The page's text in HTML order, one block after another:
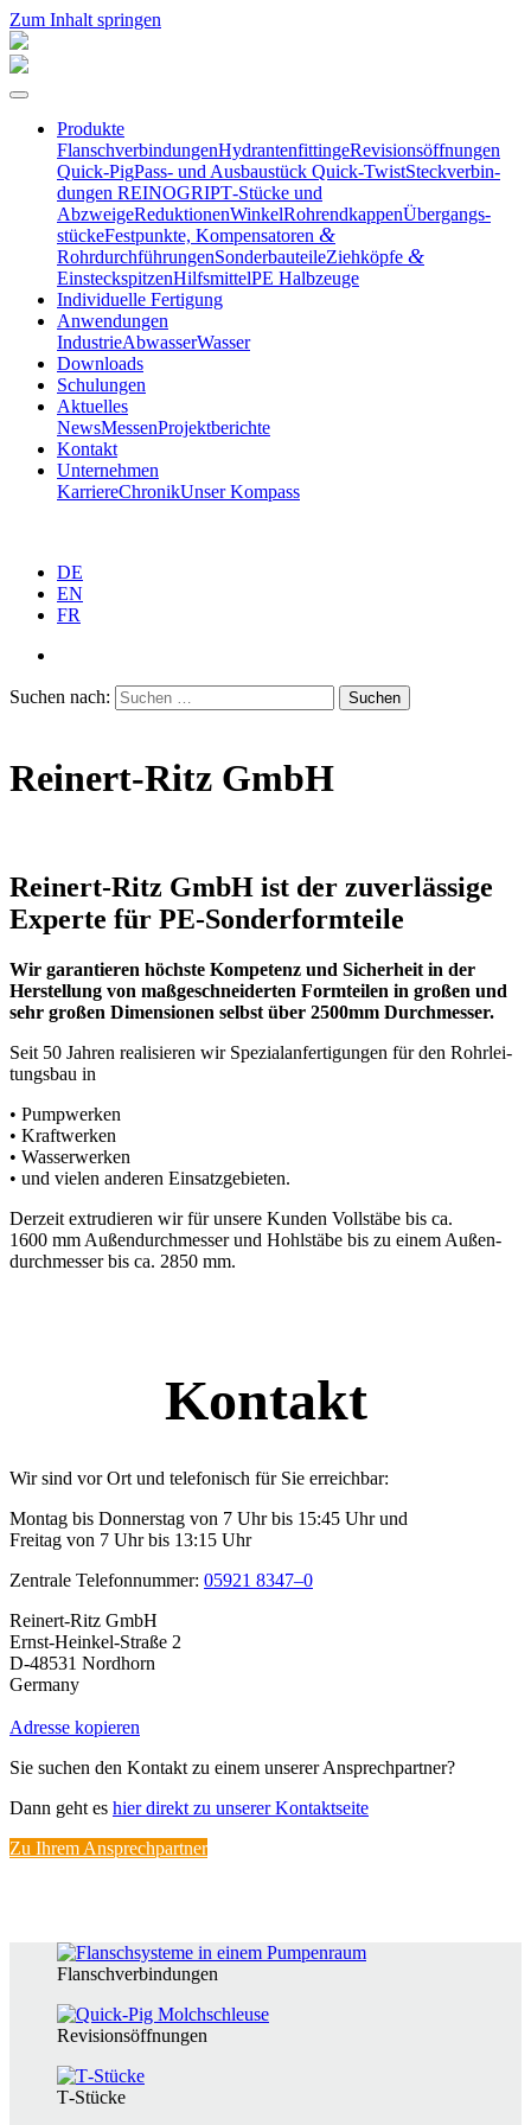
Zum Inhalt springen
Produkte
Flansch­ver­bin­dungenHydran­ten­fit­tingeRevisi­ons­öff­nungen
Quick-PigPass- und Ausbau­stück Quick-TwistSteck­ver­bin­
dungen REINOGRIPT‑Stücke und
AbzweigeReduktionenWinkelRohrend­kappenÜbergangs­
stückeFestpunkte, Kompen­sa­toren &
RohrdurchführungenSonder­bau­teileZiehköpfe &
EinsteckspitzenHilfs­mittelPE Halbzeuge
Indivi­duelle Fertigung
Anwen­dungen
IndustrieAbwasserWasser
Downloads
Schulungen
Aktuelles
NewsMessenProjekt­be­richte
Kontakt
Unter­nehmen
KarriereChronikUnser Kompass
DE
EN
FR
Suchen nach:
Reinert-Ritz GmbH
Reinert-Ritz GmbH ist der zuver­lässige
Experte für PE-Sonderformteile
Wir garan­tieren höchste Kompetenz und Sicherheit in der
Herstellung von maßge­schnei­derten Formteilen in großen und
sehr großen Dimen­sionen selbst über 2500mm Durchmesser.
Seit 50 Jahren reali­sieren wir Spezi­al­an­fer­ti­gungen für den Rohrlei­
tungsbau in
• Pumpwerken
• Kraftwerken
• Wasserwerken
• und vielen anderen Einsatzgebieten.
Derzeit extru­dieren wir für unsere Kunden Vollstäbe bis ca.
1600 mm Außen­durch­messer und Hohlstäbe bis zu einem Außen­
durch­messer bis ca. 2850 mm.
Kontakt
Wir sind vor Ort und telefo­nisch für Sie erreichbar:
Montag bis Donnerstag von 7 Uhr bis 15:45 Uhr und
Freitag von 7 Uhr bis 13:15 Uhr
Zentrale Telefon­nummer: 05921 8347–0
Reinert-Ritz GmbH
Ernst-Heinkel-Straße 2
D‑48531 Nordhorn
Germany
Adresse kopieren
Sie suchen den Kontakt zu einem unserer Ansprechpartner?
Dann geht es hier direkt zu unserer Kontaktseite
Zu Ihrem Ansprechpartner
Flansch­ver­bin­dungen
Revisi­ons­öff­nungen
T‑Stücke